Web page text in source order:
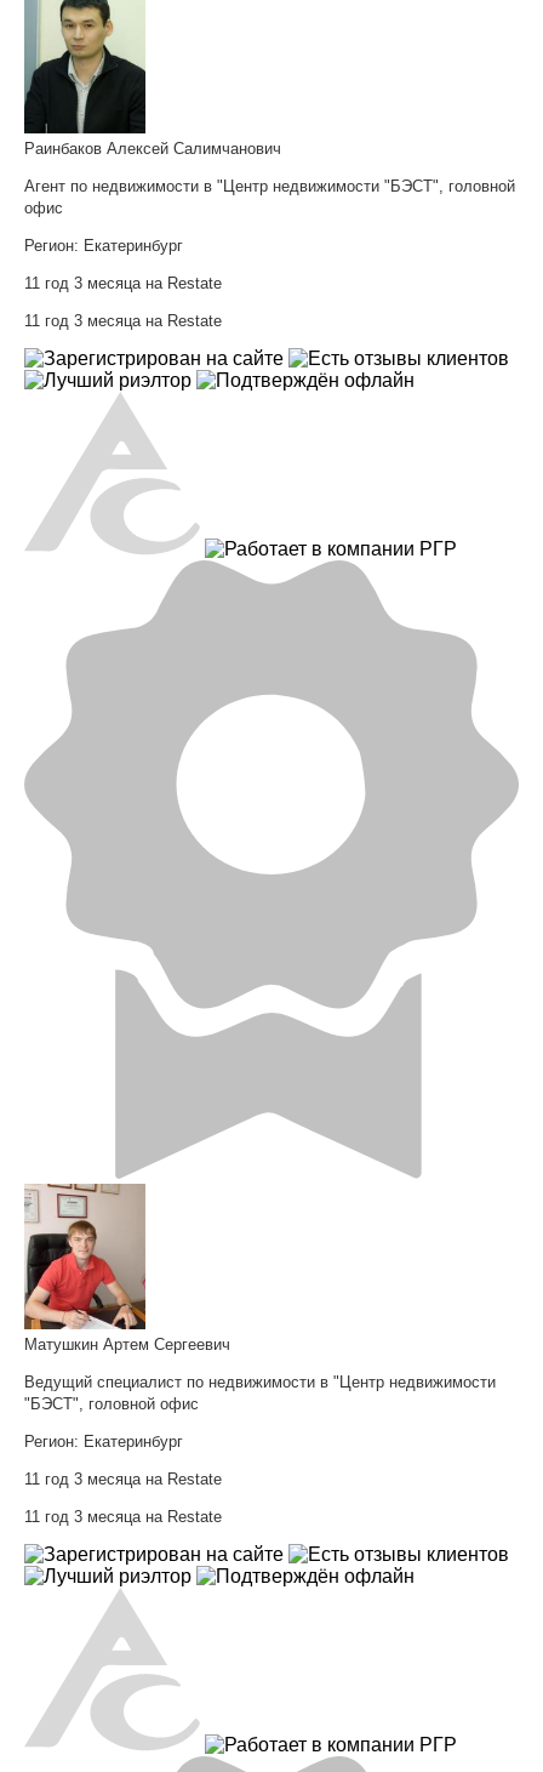
Раинбаков Алексей Салимчанович
Агент по недвижимости в "Центр недвижимости "БЭСТ", головной
офис
Регион: Екатеринбург
11 год 3 месяца на Restate
11 год 3 месяца на Restate
Матушкин Артем Сергеевич
Ведущий специалист по недвижимости в "Центр недвижимости
"БЭСТ", головной офис
Регион: Екатеринбург
11 год 3 месяца на Restate
11 год 3 месяца на Restate